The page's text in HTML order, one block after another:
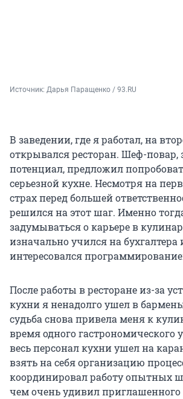
Источник: Дарья Паращенко / 93.RU
В заведении, где я работал, на
открывался ресторан. Шеф-повар,
потенциал, предложил
серьезной кухне. Несмотря на
страх перед большей
решился на этот шаг. Именно
задумываться о карьере в
изначально учился на бухгалтера
интересовался
После работы в ресторане из-за
кухни я ненадолго ушел в
судьба снова привела меня к
время одного гастрономического
весь персонал кухни ушел на
взять на себя организацию
координировал работу опытных
чем очень удивил